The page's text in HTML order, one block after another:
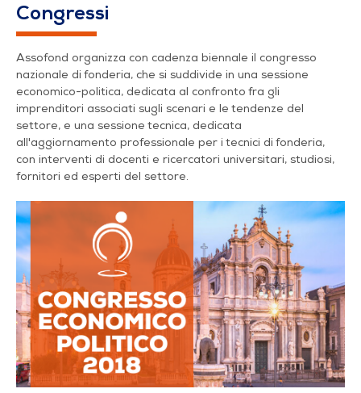
Congressi
Assofond organizza con cadenza biennale il congresso
nazionale di fonderia, che si suddivide in una sessione
economico-politica, dedicata al confronto fra gli
imprenditori associati sugli scenari e le tendenze del
settore, e una sessione tecnica, dedicata
all'aggiornamento professionale per i tecnici di fonderia,
con interventi di docenti e ricercatori universitari, studiosi,
fornitori ed esperti del settore.